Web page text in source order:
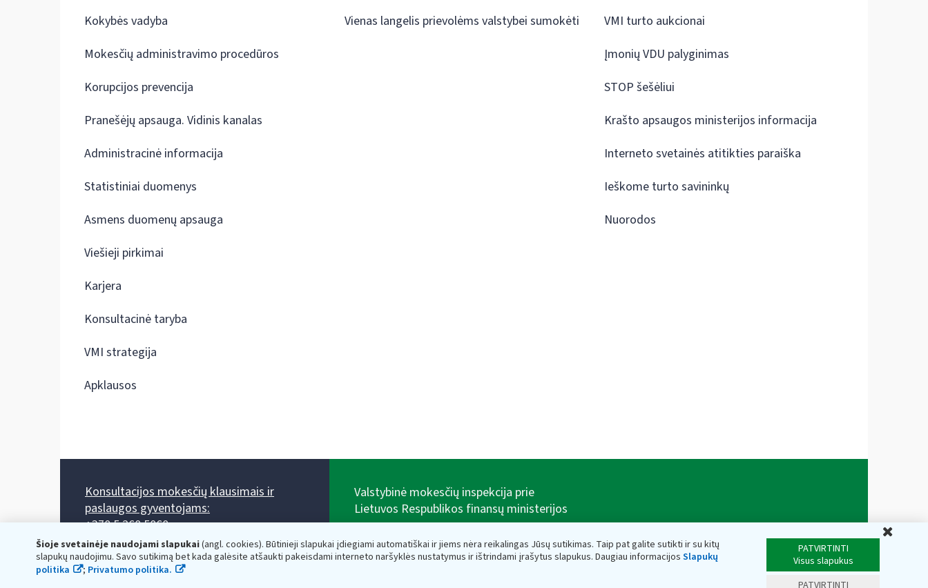
Šioje svetainėje naudojami slapukai(angl. cookies). Būtinieji slapukai įdiegiami automatiškai ir jiems nėra reikalingas Jūsų sutikimas. Taip pat galite sutikti ir su kitų
slapukų naudojimu. Savo sutikimą bet kada galėsite atšaukti pakeisdami interneto naršyklės nustatymus ir ištrindami įrašytus slapukus. Daugiau informacijos Slapukų
politika
; Privatumo politika.
PATVIRTINTI
Visus slapukus
PATVIRTINTI
Kokybės vadyba
Mokesčių administravimo procedūros
Korupcijos prevencija
Pranešėjų apsauga. Vidinis kanalas
Administracinė informacija
Statistiniai duomenys
Asmens duomenų apsauga
Viešieji pirkimai
Karjera
Konsultacinė taryba
VMI strategija
Apklausos
Vienas langelis prievolėms valstybei sumokėti
VMI turto aukcionai
Įmonių VDU palyginimas
STOP šešėliui
Krašto apsaugos ministerijos informacija
Interneto svetainės atitikties paraiška
Ieškome turto savininkų
Nuorodos
Konsultacijos mokesčių klausimais ir
paslaugos gyventojams:
+370 5 260 5060
Darbo laikas: I-IV 8.00-17.00, V 8.00-15.45.
Prieššventinę dieną - viena valanda trumpiau.
Kiekvieno mėnesio antrą penktadienį 8.00 val. - 12.00 val.
Mano VMI
Valstybinė mokesčių inspekcija prie
Lietuvos Respublikos finansų ministerijos
adresas: Vasario 16-osios g. 14, 01107 Vilnius, Lietuva,
el.paštas:vmi@vmi.lt, E. pristatymo dėžutės adresas